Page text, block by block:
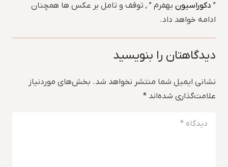
” دکوراسیون بهفرم ” , توقف و تامل بر عکس ها همچنان
ادامه خواهد داد.
دیدگاهتان را بنویسید
نشانی ایمیل شما منتشر نخواهد شد. بخش‌های موردنیاز
علامت‌گذاری شده‌اند *